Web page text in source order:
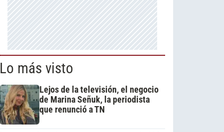
Lo más visto
Lejos de la televisión, el negocio
de Marina Señuk, la periodista
que renunció a TN